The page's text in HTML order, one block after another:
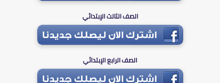
الصف الثالث الإبتدائي
الصف الرابع الإبتدائي